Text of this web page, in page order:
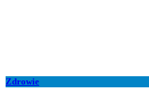
Zdrowie